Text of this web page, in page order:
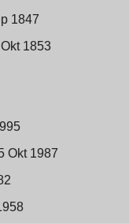
1847
1853
Okt 1987